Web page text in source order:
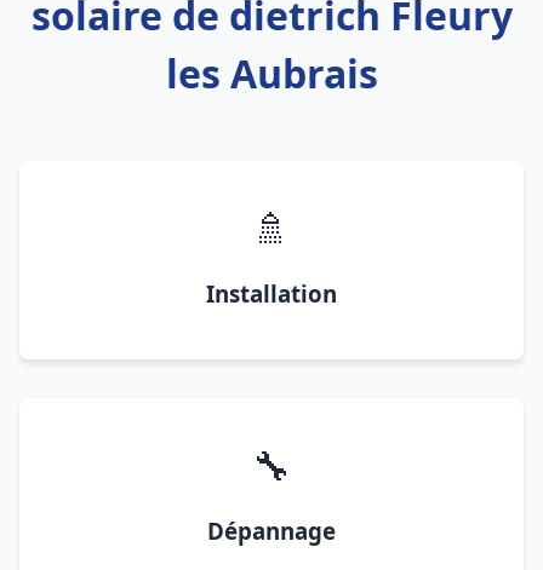
solaire de dietrich Fleury
les Aubrais
🚿
Installation
🔧
Dépannage